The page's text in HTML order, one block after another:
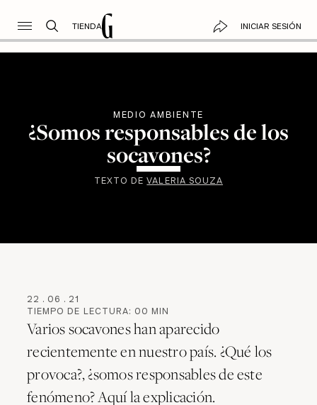
TIENDA INICIAR SESIÓN
MEDIO AMBIENTE
¿Somos responsables de los
socavones?
TEXTO DEVALERIA SOUZA
22 . 06 . 21
TIEMPO DE LECTURA: 00 MIN
Varios socavones han aparecido
recientemente en nuestro país. ¿Qué los
provoca?, ¿somos responsables de este
fenómeno? Aquí la explicación.